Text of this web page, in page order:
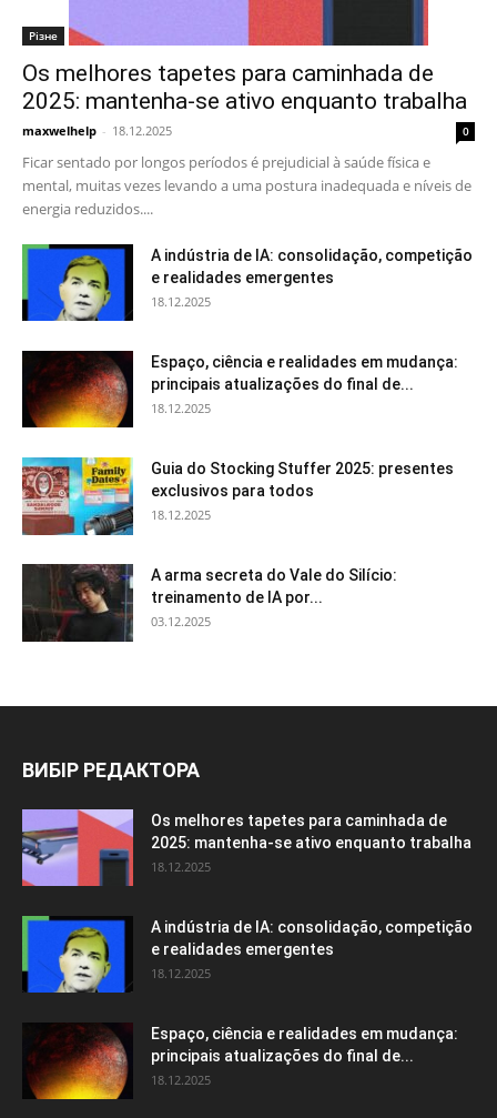
Різне
Os melhores tapetes para caminhada de
2025: mantenha-se ativo enquanto trabalha
maxwelhelp - 18.12.2025 0
Ficar sentado por longos períodos é prejudicial à saúde física e
mental, muitas vezes levando a uma postura inadequada e níveis de
energia reduzidos....
A indústria de IA: consolidação, competição
e realidades emergentes
18.12.2025
Espaço, ciência e realidades em mudança:
principais atualizações do final de...
18.12.2025
Guia do Stocking Stuffer 2025: presentes
exclusivos para todos
18.12.2025
A arma secreta do Vale do Silício:
treinamento de IA por...
03.12.2025
ВИБІР РЕДАКТОРА
Os melhores tapetes para caminhada de
2025: mantenha-se ativo enquanto trabalha
18.12.2025
A indústria de IA: consolidação, competição
e realidades emergentes
18.12.2025
Espaço, ciência e realidades em mudança:
principais atualizações do final de...
18.12.2025